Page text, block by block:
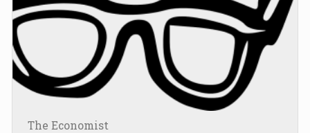
The Economist